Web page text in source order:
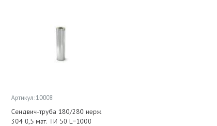
Артикул: 10008
Сендвич-труба 180/280 нерж.
304 0,5 мат. ТИ 50 L=1000